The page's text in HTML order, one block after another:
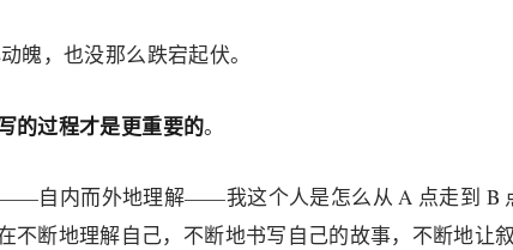
魄，也没那么跌宕起伏。
的过程才是更重要的。
自内而外地理解——我这个人是怎么从 A 点走到 B
断地理解自己，不断地书写自己的故事，不断地让